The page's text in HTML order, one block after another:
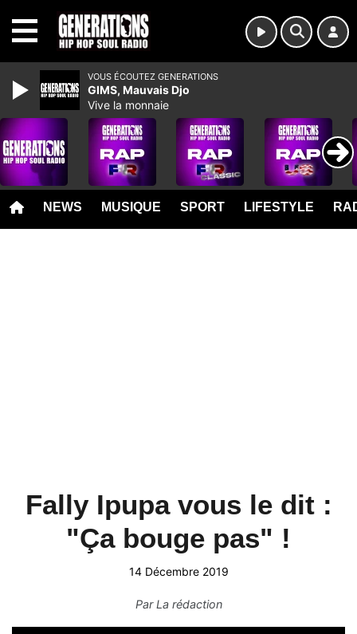
NEWS MUSIQUE SPORT LIFESTYLE
Fally Ipupa vous le dit :
"Ça bouge pas" !
14 Décembre 2019
ParLa rédaction
VOUS ÉCOUTEZ GENERATIONS
GIMS, Mauvais Djo
Vive la monnaie